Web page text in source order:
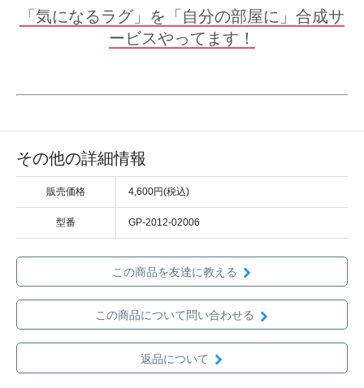
「気になるラグ」を「自分の部屋に」合成サ
ービスやってます！
その他の詳細情報
販売価格 4,600円(税込)
型番 GP-2012-02006
この商品を友達に教える
この商品について問い合わせる
返品について